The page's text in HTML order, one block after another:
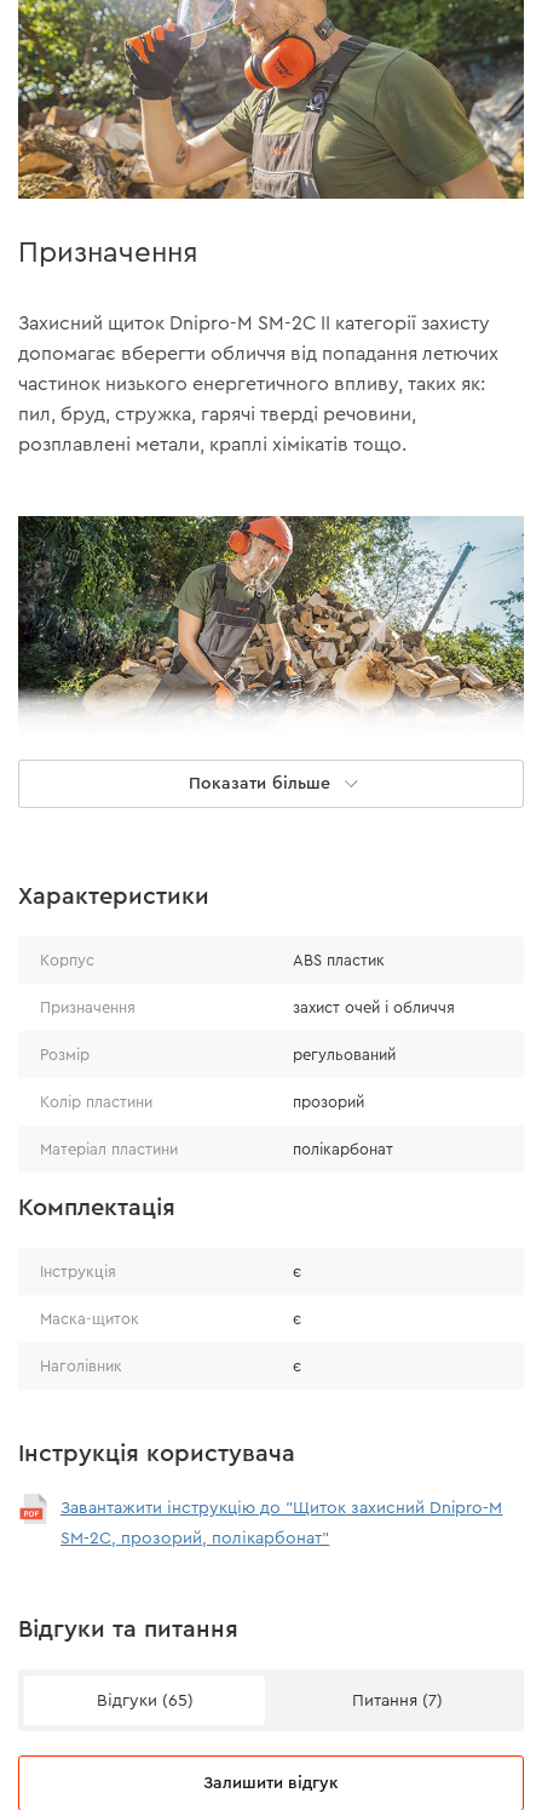
Призначення
Захисний щиток Dnipro-M SM-2C II категорії захисту
допомагає вберегти обличчя від попадання летючих
частинок низького енергетичного впливу, таких як:
пил, бруд, стружка, гарячі тверді речовини,
розплавлені метали, краплі хімікатів тощо.
полікарбонату товщиною 2,4 мм. По краях пластина
має збільшену товщину до 3 мм, що підвищує стійкість
виробу. Захисний щиток відповідає ДСТУ EN 166.
Використання
робота з металом (шліфування, свердління,
робота з деревиною (фрезерування, шліфування,
Показати більше
Характеристики
Корпус ABS пластик
Призначення захист очей і обличчя
Розмір регульований
Колір пластини прозорий
Матеріал пластини полікарбонат
Комплектація
Інструкція є
Маска-щиток є
Наголівник є
Інструкція користувача
Завантажити інструкцію до "Щиток захисний Dnipro-M
SM-2C, прозорий, полікарбонат"
Відгуки та питання
Відгуки (65) Питання (7)
Залишити відгук